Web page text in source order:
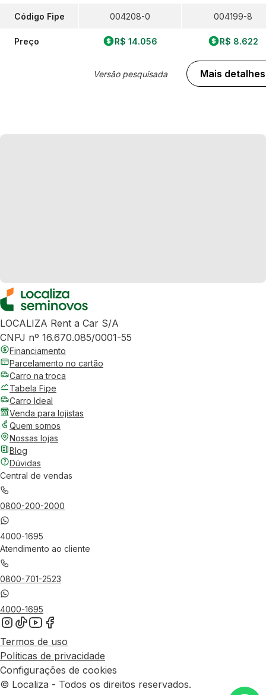
Código Fipe
Preço
004208-0
R$ 14.056
Versão pesquisada
004199-8
R$ 8.622
Mais detalhes
LOCALIZA Rent a Car S/A
CNPJ nº 16.670.085/0001-55
Financiamento
Parcelamento no cartão
Carro na troca
Tabela Fipe
Carro Ideal
Venda para lojistas
Quem somos
Nossas lojas
Blog
Dúvidas
Central de vendas
0800-200-2000
4000-1695
Atendimento ao cliente
0800-701-2523
4000-1695
Termos de uso
Políticas de privacidade
Configurações de cookies
© Localiza - Todos os direitos reservados.